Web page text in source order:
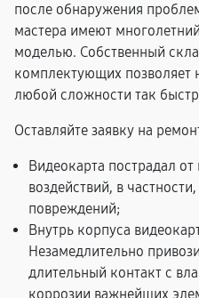
после обнаружения
мастера имеют
моделью. Собственный
комплектующих позволяет
любой сложности так
Оставляйте заявку на
Видеокарта пострадал
воздействий, в
повреждений;
Внутрь корпуса
Незамедлительно
длительный контакт с
коррозии важнейших